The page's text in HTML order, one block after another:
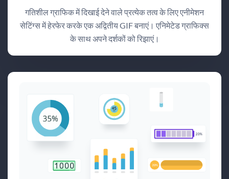
गतिशील ग्राफिक में दिखाई देने वाले प्रत्येक तत्व के लिए एनीमेशन
सेटिंग्स में हेरफेर करके एक अद्वितीय GIF बनाएं। एनिमेटेड ग्राफिक्स
के साथ अपने दर्शकों को रिझाएं।